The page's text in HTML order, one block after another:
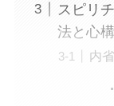
スピリ
法と心構
内